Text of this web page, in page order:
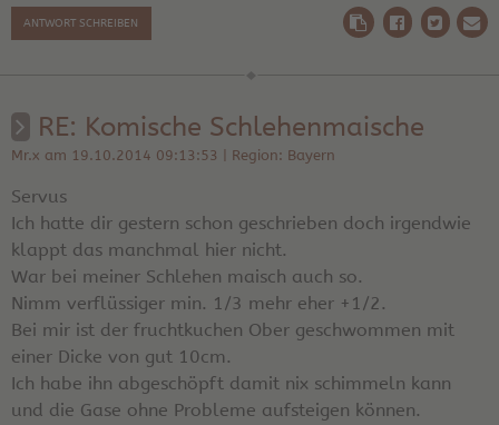
ANTWORT SCHREIBEN
RE: Komische Schlehenmaische
Mr.x am 19.10.2014 09:13:53 | Region: Bayern
Servus
Ich hatte dir gestern schon geschrieben doch irgendwie
klappt das manchmal hier nicht.
War bei meiner Schlehen maisch auch so.
Nimm verflüssiger min. 1/3 mehr eher +1/2.
Bei mir ist der fruchtkuchen Ober geschwommen mit
einer Dicke von gut 10cm.
Ich habe ihn abgeschöpft damit nix schimmeln kann
und die Gase ohne Probleme aufsteigen können.